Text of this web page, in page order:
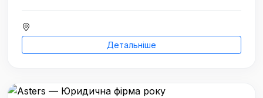
Детальніше